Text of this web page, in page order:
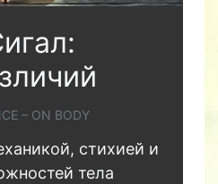
– ON BODY
стихией и
тела